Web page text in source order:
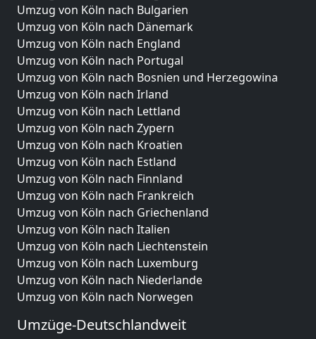
Umzug von Köln nach Bulgarien
Umzug von Köln nach Dänemark
Umzug von Köln nach England
Umzug von Köln nach Portugal
Umzug von Köln nach Bosnien und Herzegowina
Umzug von Köln nach Irland
Umzug von Köln nach Lettland
Umzug von Köln nach Zypern
Umzug von Köln nach Kroatien
Umzug von Köln nach Estland
Umzug von Köln nach Finnland
Umzug von Köln nach Frankreich
Umzug von Köln nach Griechenland
Umzug von Köln nach Italien
Umzug von Köln nach Liechtenstein
Umzug von Köln nach Luxemburg
Umzug von Köln nach Niederlande
Umzug von Köln nach Norwegen
Umzüge-Deutschlandweit